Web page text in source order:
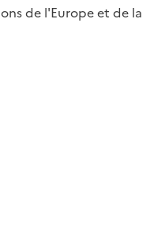
de l'Europe et de la